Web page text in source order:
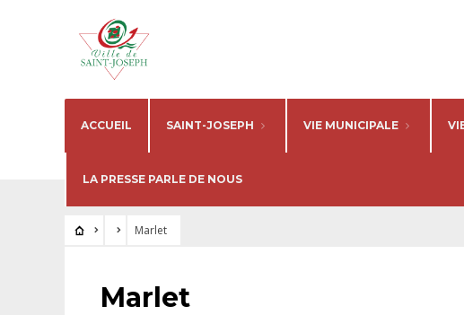
ACCUEIL SAINT-JOSEPH VIE MUNICIPALE
LA PRESSE PARLE DE NOUS
Marlet
Marlet